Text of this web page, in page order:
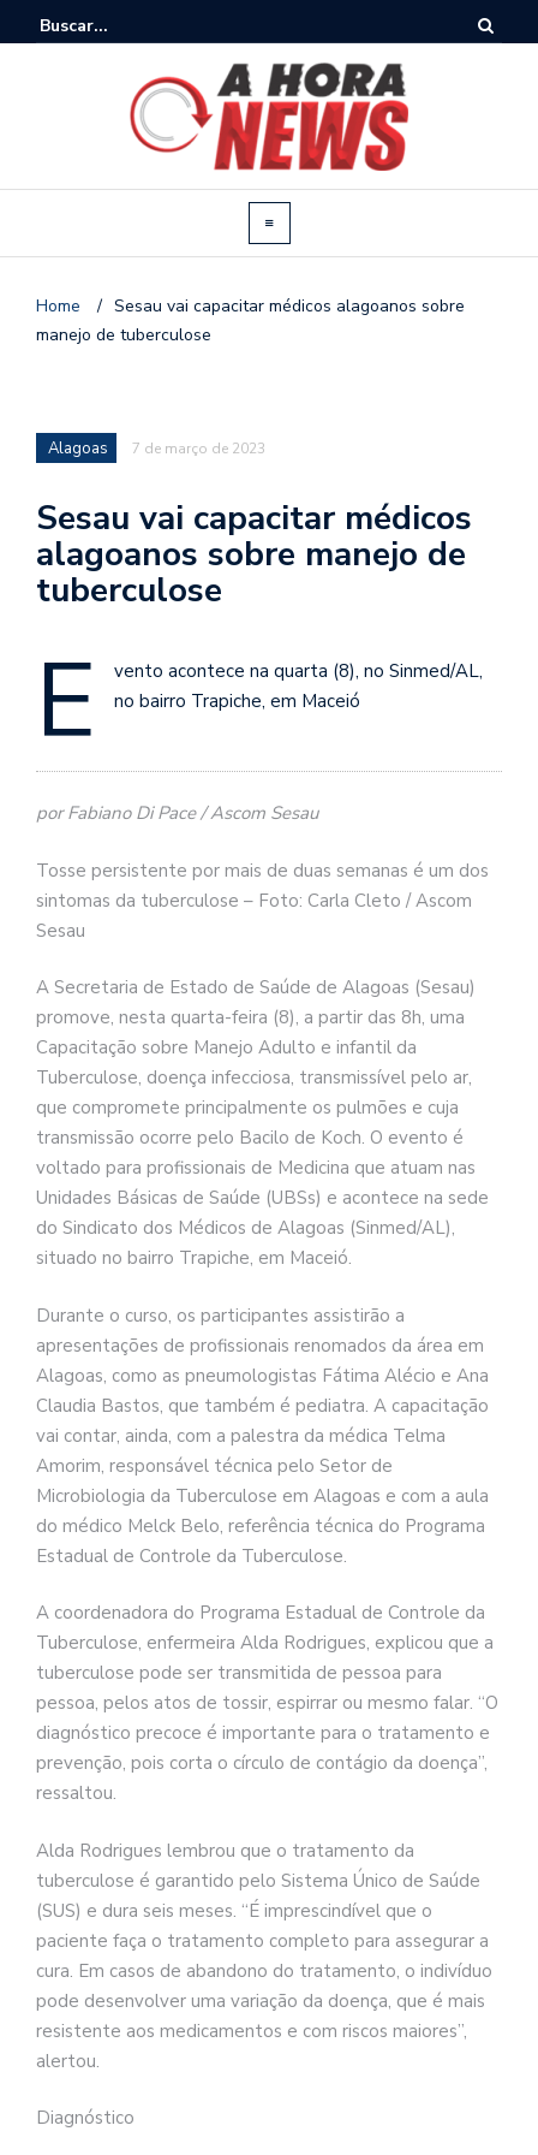
Home / Sesau vai capacitar médicos alagoanos sobre
manejo de tuberculose
Alagoas 7 de março de 2023
Sesau vai capacitar médicos
alagoanos sobre manejo de
tuberculose
E
vento acontece na quarta (8), no Sinmed/AL,
no bairro Trapiche, em Maceió
por Fabiano Di Pace / Ascom Sesau
Tosse persistente por mais de duas semanas é um dos
sintomas da tuberculose – Foto: Carla Cleto / Ascom
Sesau
A Secretaria de Estado de Saúde de Alagoas (Sesau)
promove, nesta quarta-feira (8), a partir das 8h, uma
Capacitação sobre Manejo Adulto e infantil da
Tuberculose, doença infecciosa, transmissível pelo ar,
que compromete principalmente os pulmões e cuja
transmissão ocorre pelo Bacilo de Koch. O evento é
voltado para profissionais de Medicina que atuam nas
Unidades Básicas de Saúde (UBSs) e acontece na sede
do Sindicato dos Médicos de Alagoas (Sinmed/AL),
situado no bairro Trapiche, em Maceió.
Durante o curso, os participantes assistirão a
apresentações de profissionais renomados da área em
Alagoas, como as pneumologistas Fátima Alécio e Ana
Claudia Bastos, que também é pediatra. A capacitação
vai contar, ainda, com a palestra da médica Telma
Amorim, responsável técnica pelo Setor de
Microbiologia da Tuberculose em Alagoas e com a aula
do médico Melck Belo, referência técnica do Programa
Estadual de Controle da Tuberculose.
A coordenadora do Programa Estadual de Controle da
Tuberculose, enfermeira Alda Rodrigues, explicou que a
tuberculose pode ser transmitida de pessoa para
pessoa, pelos atos de tossir, espirrar ou mesmo falar. “O
diagnóstico precoce é importante para o tratamento e
prevenção, pois corta o círculo de contágio da doença”,
ressaltou.
Alda Rodrigues lembrou que o tratamento da
tuberculose é garantido pelo Sistema Único de Saúde
(SUS) e dura seis meses. “É imprescindível que o
paciente faça o tratamento completo para assegurar a
cura. Em casos de abandono do tratamento, o indivíduo
pode desenvolver uma variação da doença, que é mais
resistente aos medicamentos e com riscos maiores”,
alertou.
Diagnóstico